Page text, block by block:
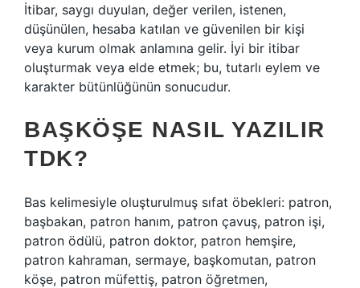
İtibar, saygı duyulan, değer verilen, istenen,
düşünülen, hesaba katılan ve güvenilen bir kişi
veya kurum olmak anlamına gelir. İyi bir itibar
oluşturmak veya elde etmek; bu, tutarlı eylem ve
karakter bütünlüğünün sonucudur.
BAŞKÖŞE NASIL YAZILIR
TDK?
Bas kelimesiyle oluşturulmuş sıfat öbekleri: patron,
başbakan, patron hanım, patron çavuş, patron işi,
patron ödülü, patron doktor, patron hemşire,
patron kahraman, sermaye, başkomutan, patron
köşe, patron müfettiş, patron öğretmen,